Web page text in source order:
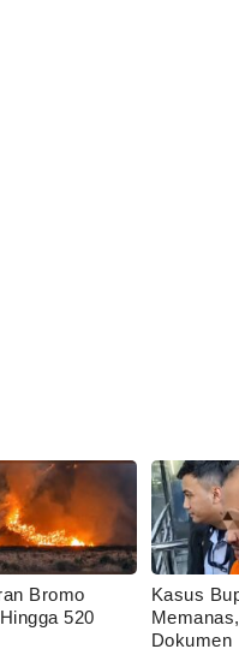
Bromo
520
Kasus
Dokumen